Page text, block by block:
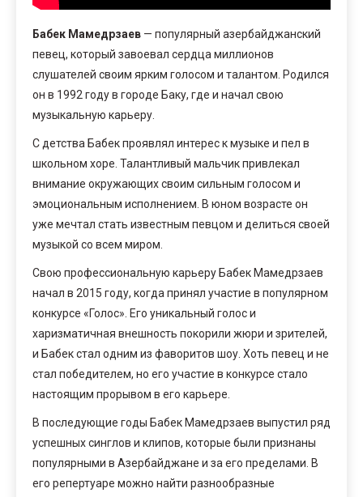
Бабек Мамедрзаев — популярный азербайджанский
певец, который завоевал сердца миллионов
слушателей своим ярким голосом и талантом. Родился
он в 1992 году в городе Баку, где и начал свою
музыкальную карьеру.
С детства Бабек проявлял интерес к музыке и пел в
школьном хоре. Талантливый мальчик привлекал
внимание окружающих своим сильным голосом и
эмоциональным исполнением. В юном возрасте он
уже мечтал стать известным певцом и делиться своей
музыкой со всем миром.
Свою профессиональную карьеру Бабек Мамедрзаев
начал в 2015 году, когда принял участие в популярном
конкурсе «Голос». Его уникальный голос и
харизматичная внешность покорили жюри и зрителей,
и Бабек стал одним из фаворитов шоу. Хоть певец и не
стал победителем, но его участие в конкурсе стало
настоящим прорывом в его карьере.
В последующие годы Бабек Мамедрзаев выпустил ряд
успешных синглов и клипов, которые были признаны
популярными в Азербайджане и за его пределами. В
его репертуаре можно найти разнообразные